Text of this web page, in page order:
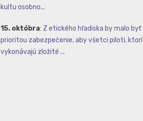
kultu osobno...
15. októbra: Z etického hľadiska by malo byť
prioritou zabezpečenie, aby všetci piloti, ktorí
vykonávajú zložité ...